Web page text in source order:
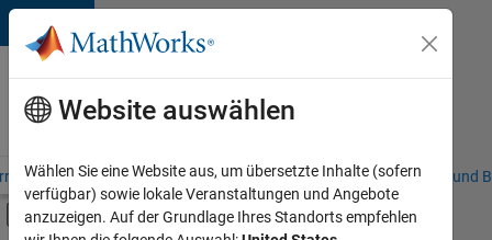
Weiter zum Inhalt
Karriere
bei
MathWorks
– Übersicht Stellensuche Niederlassungen Studierende und
Umschaltung für Off-Canvas-
Hauptinhalt
Website auswählen
Wählen Sie eine Website aus, um übersetzte Inhalte (sofern
verfügbar) sowie lokale Veranstaltungen und Angebote
anzuzeigen. Auf der Grundlage Ihres Standorts empfehlen